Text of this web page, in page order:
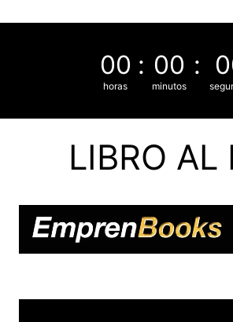
00
horas
: 00
minutos
:
LIBRO AL